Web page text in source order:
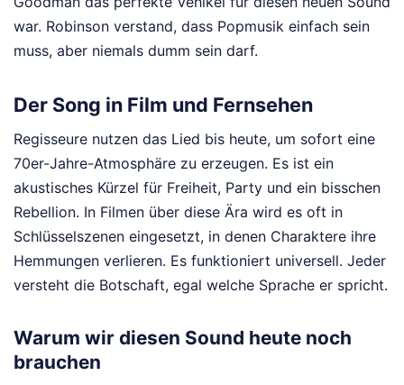
war. Robinson verstand, dass Popmusik einfach sein
muss, aber niemals dumm sein darf.
Der Song in Film und Fernsehen
Regisseure nutzen das Lied bis heute, um sofort eine
70er-Jahre-Atmosphäre zu erzeugen. Es ist ein
akustisches Kürzel für Freiheit, Party und ein bisschen
Rebellion. In Filmen über diese Ära wird es oft in
Schlüsselszenen eingesetzt, in denen Charaktere ihre
Hemmungen verlieren. Es funktioniert universell. Jeder
versteht die Botschaft, egal welche Sprache er spricht.
Warum wir diesen Sound heute noch
brauchen